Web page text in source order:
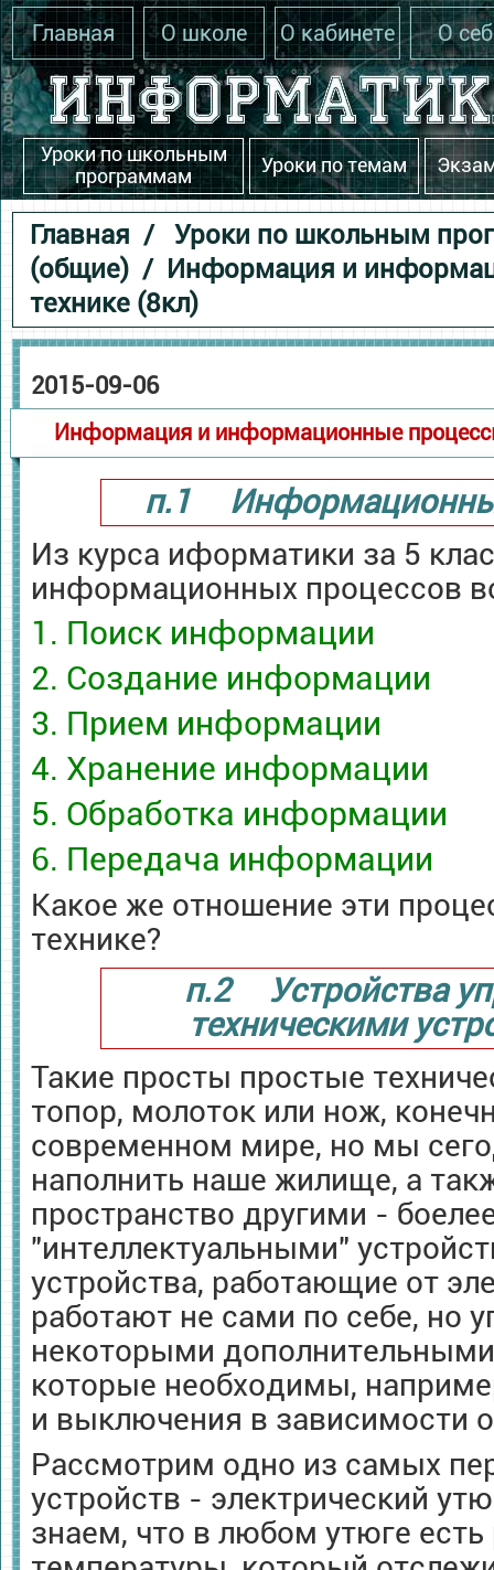
Главная О школе О кабинете О
Уроки по школьным
программам
Уроки по темам
Главная / Уроки по школьным
(общие) / Информация и
технике (8кл)
2015-09-06
Информация и информационные
п.1
Из курса иформатики за 5
информационных процессов
1. Поиск информации
2. Создание информации
3. Прием информации
4. Хранение информации
5. Обработка информации
6. Передача информации
Какое же отношение эти
технике?
п.2 Устройства
техническими
Такие просты простые
топор, молоток или нож,
современном мире, но мы
наполнить наше жилище, а
пространство другими -
"интеллектуальными"
устройства, работающие от
работают не сами по себе, но
некоторыми
которые необходимы,
и выключения в зависимости
Рассмотрим одно из самых
устройств - электрический
знаем, что в любом утюге есть